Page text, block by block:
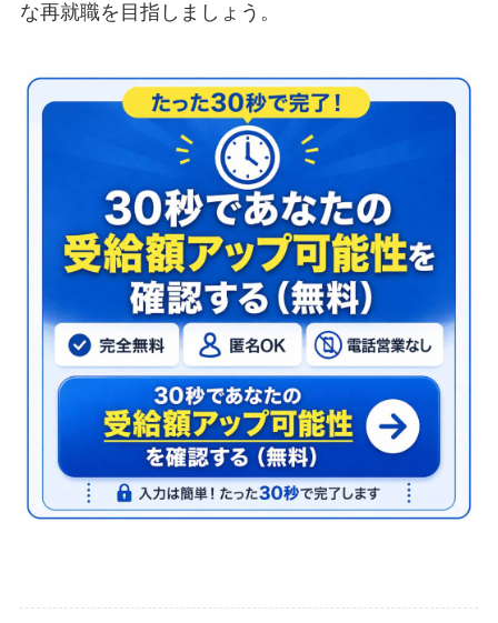
な再就職を目指しましょう。